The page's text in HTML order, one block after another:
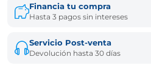
Financia tu compra
Hasta 3 pagos sin intereses
Servicio Post-venta
Devolución hasta 30 días